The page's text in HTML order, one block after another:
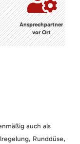
Ansprechpartner
vor Ort
auch als
Runddüse,